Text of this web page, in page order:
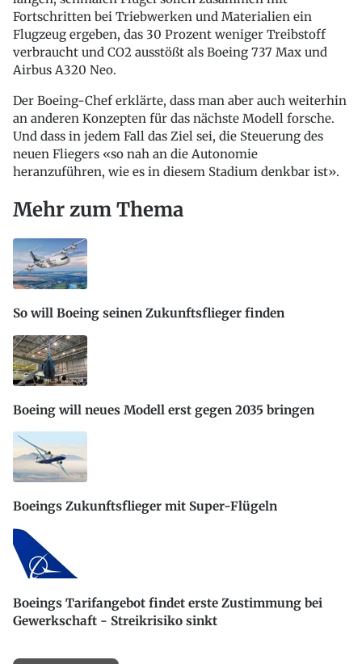
Fortschritten bei Triebwerken und Materialien ein
Flugzeug ergeben, das 30 Prozent weniger Treibstoff
verbraucht und CO2 ausstößt als Boeing 737 Max und
Airbus A320 Neo.
Der Boeing-Chef erklärte, dass man aber auch weiterhin
an anderen Konzepten für das nächste Modell forsche.
Und dass in jedem Fall das Ziel sei, die Steuerung des
neuen Fliegers «so nah an die Autonomie
heranzuführen, wie es in diesem Stadium denkbar ist».
Mehr zum Thema
So will Boeing seinen Zukunftsflieger finden
Boeing will neues Modell erst gegen 2035 bringen
Boeings Zukunftsflieger mit Super-Flügeln
Boeings Tarifangebot findet erste Zustimmung bei
Gewerkschaft - Streikrisiko sinkt